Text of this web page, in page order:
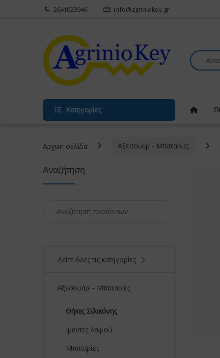
Skip to navigation
Skip to content 2641023946 info@agriniokey.gr
Search
Κατηγορίες
Αρχική σελίδα Αξεσουάρ - Μπαταρίες
Αναζήτηση
Δείτε όλες τις κατηγορίες
Αξεσουάρ – Μπαταρίες
Θήκες Σιλικόνης
Ιμάντες Λαιμού
Μπαταρίες